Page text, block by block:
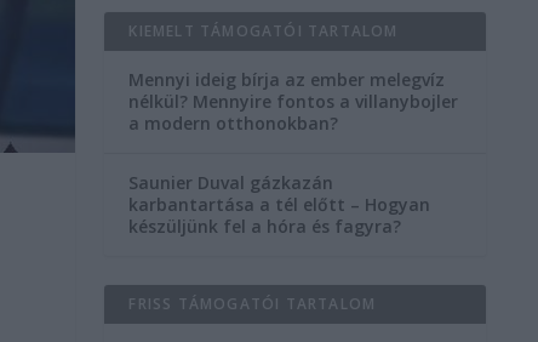
KIEMELT TÁMOGATÓI TARTALOM
Mennyi ideig bírja az ember melegvíz
nélkül? Mennyire fontos a villanybojler
a modern otthonokban?
Saunier Duval gázkazán
karbantartása a tél előtt – Hogyan
készüljünk fel a hóra és fagyra?
FRISS TÁMOGATÓI TARTALOM